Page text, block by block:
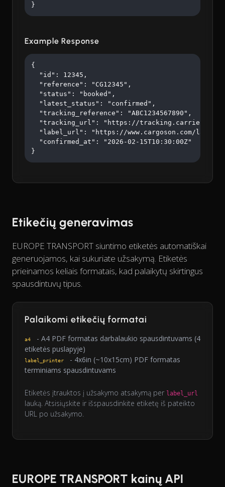
}
Example Response
{
  "id": 12345,
  "reference": "CG12345",
  "status": "booked",
  "latest_status": "confirmed",
  "tracking_reference": "ABC1234567890",
"tracking_url": "https://
"label_url": "https://www.cargoson.com/
  "confirmed_at": "2026-02-15T10:30:00Z"
}
Etikečių generavimas
EUROPE TRANSPORT siuntimo etiketės automatiškai
generuojamos, kai sukuriate užsakymą. Etiketės
prieinamos keliais formatais, kad palaikytų skirtingus
spausdintuvų tipus.
Palaikomi etikečių formatai
a4
- A4 PDF formatas darbalaukio spausdintuvams (4
etiketės puslapyje)
label_printer
- 4x6in (~10x15cm) PDF formatas
terminiams spausdintuvams
Etiketės įtrauktos į užsakymo atsakymą per label_url
lauką. Atsisiųskite ir išspausdinkite etiketę iš pateikto
URL po užsakymo.
EUROPE TRANSPORT kainų API